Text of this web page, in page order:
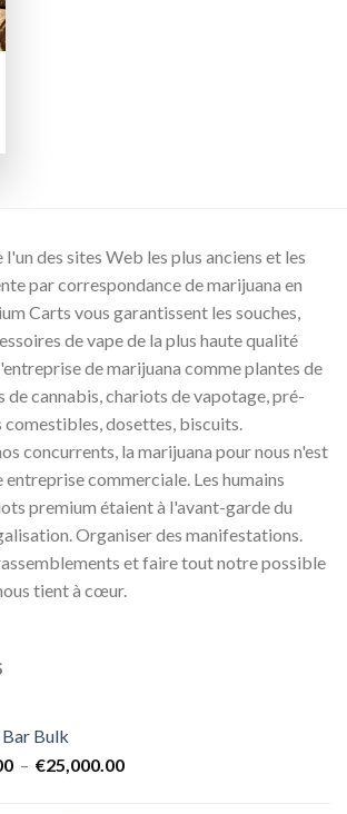
des sites Web les plus anciens et les
par correspondance de marijuana en
Carts vous garantissent les souches,
de vape de la plus haute qualité
de marijuana comme plantes de
de cannabis, chariots de vapotage, pré-
dosettes, biscuits.
concurrents, la marijuana pour nous n'est
entreprise commerciale. Les humains
premium étaient à l'avant-garde du
Organiser des manifestations.
et faire tout notre possible
tient à cœur.
Bulk
– €25,000.00Plage